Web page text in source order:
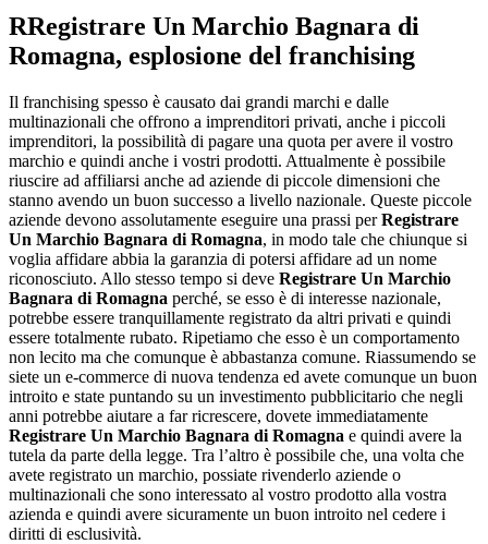
RRegistrare Un Marchio Bagnara di
Romagna, esplosione del franchising
Il franchising spesso è causato dai grandi marchi e dalle
multinazionali che offrono a imprenditori privati, anche i piccoli
imprenditori, la possibilità di pagare una quota per avere il vostro
marchio e quindi anche i vostri prodotti. Attualmente è possibile
riuscire ad affiliarsi anche ad aziende di piccole dimensioni che
stanno avendo un buon successo a livello nazionale. Queste piccole
aziende devono assolutamente eseguire una prassi perRegistrare
Un Marchio Bagnara di Romagna, in modo tale che chiunque si
voglia affidare abbia la garanzia di potersi affidare ad un nome
riconosciuto. Allo stesso tempo si deve Registrare Un Marchio
Bagnara di Romagna perché, se esso è di interesse nazionale,
potrebbe essere tranquillamente registrato da altri privati e quindi
essere totalmente rubato. Ripetiamo che esso è un comportamento
non lecito ma che comunque è abbastanza comune. Riassumendo se
siete un e-commerce di nuova tendenza ed avete comunque un buon
introito e state puntando su un investimento pubblicitario che negli
anni potrebbe aiutare a far ricrescere, dovete immediatamente
Registrare Un Marchio Bagnara di Romagna e quindi avere la
tutela da parte della legge. Tra l’altro è possibile che, una volta che
avete registrato un marchio, possiate rivenderlo aziende o
multinazionali che sono interessato al vostro prodotto alla vostra
azienda e quindi avere sicuramente un buon introito nel cedere i
diritti di esclusività.